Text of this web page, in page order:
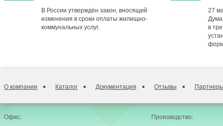
В России утверждён закон, вносящий
изменения в сроки оплаты жилищно-
коммунальных услуг.
27
в
О компании Каталог Документация Отзывы
Офис: Производство: